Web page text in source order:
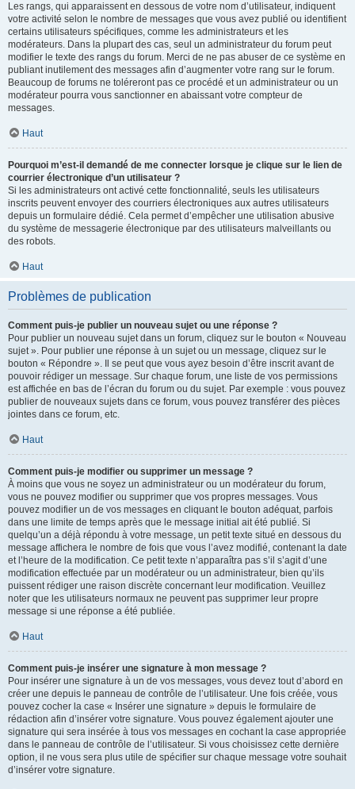
Les rangs, qui apparaissent en dessous de votre nom d’utilisateur, indiquent
votre activité selon le nombre de messages que vous avez publié ou identifient
certains utilisateurs spécifiques, comme les administrateurs et les
modérateurs. Dans la plupart des cas, seul un administrateur du forum peut
modifier le texte des rangs du forum. Merci de ne pas abuser de ce système en
publiant inutilement des messages afin d’augmenter votre rang sur le forum.
Beaucoup de forums ne toléreront pas ce procédé et un administrateur ou un
modérateur pourra vous sanctionner en abaissant votre compteur de
messages.
Haut
Pourquoi m’est-il demandé de me connecter lorsque je clique sur le lien de
courrier électronique d’un utilisateur ?
Si les administrateurs ont activé cette fonctionnalité, seuls les utilisateurs
inscrits peuvent envoyer des courriers électroniques aux autres utilisateurs
depuis un formulaire dédié. Cela permet d’empêcher une utilisation abusive
du système de messagerie électronique par des utilisateurs malveillants ou
des robots.
Haut
Problèmes de publication
Comment puis-je publier un nouveau sujet ou une réponse ?
Pour publier un nouveau sujet dans un forum, cliquez sur le bouton « Nouveau
sujet ». Pour publier une réponse à un sujet ou un message, cliquez sur le
bouton « Répondre ». Il se peut que vous ayez besoin d’être inscrit avant de
pouvoir rédiger un message. Sur chaque forum, une liste de vos permissions
est affichée en bas de l’écran du forum ou du sujet. Par exemple : vous pouvez
publier de nouveaux sujets dans ce forum, vous pouvez transférer des pièces
jointes dans ce forum, etc.
Haut
Comment puis-je modifier ou supprimer un message ?
À moins que vous ne soyez un administrateur ou un modérateur du forum,
vous ne pouvez modifier ou supprimer que vos propres messages. Vous
pouvez modifier un de vos messages en cliquant le bouton adéquat, parfois
dans une limite de temps après que le message initial ait été publié. Si
quelqu’un a déjà répondu à votre message, un petit texte situé en dessous du
message affichera le nombre de fois que vous l’avez modifié, contenant la date
et l’heure de la modification. Ce petit texte n’apparaîtra pas s’il s’agit d’une
modification effectuée par un modérateur ou un administrateur, bien qu’ils
puissent rédiger une raison discrète concernant leur modification. Veuillez
noter que les utilisateurs normaux ne peuvent pas supprimer leur propre
message si une réponse a été publiée.
Haut
Comment puis-je insérer une signature à mon message ?
Pour insérer une signature à un de vos messages, vous devez tout d’abord en
créer une depuis le panneau de contrôle de l’utilisateur. Une fois créée, vous
pouvez cocher la case « Insérer une signature » depuis le formulaire de
rédaction afin d’insérer votre signature. Vous pouvez également ajouter une
signature qui sera insérée à tous vos messages en cochant la case appropriée
dans le panneau de contrôle de l’utilisateur. Si vous choisissez cette dernière
option, il ne vous sera plus utile de spécifier sur chaque message votre souhait
d’insérer votre signature.